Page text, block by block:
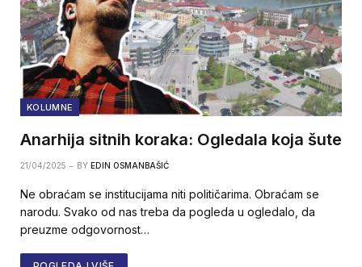
KOLUMNE
Anarhija sitnih koraka: Ogledala koja šute
21/04/2025 BY EDIN OSMANBAŠIĆ
Ne obraćam se institucijama niti političarima. Obraćam se
narodu. Svako od nas treba da pogleda u ogledalo, da
preuzme odgovornost…